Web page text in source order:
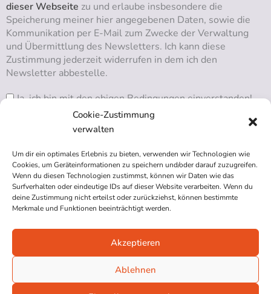
Cookie-Zustimmung
verwalten
Um dir ein optimales Erlebnis zu bieten, verwenden wir Technologien wie
Cookies, um Geräteinformationen zu speichern und/oder darauf zuzugreifen.
Wenn du diesen Technologien zustimmst, können wir Daten wie das
Surfverhalten oder eindeutige IDs auf dieser Website verarbeiten. Wenn du
deine Zustimmung nicht erteilst oder zurückziehst, können bestimmte
Merkmale und Funktionen beeinträchtigt werden.
Akzeptieren
Ablehnen
dieser Webseite zu und erlaube insbesondere die
Speicherung meiner hier angegebenen Daten, sowie die
Kommunikation per E-Mail zum Zwecke der Verwaltung
und Übermittlung des Newsletters. Ich kann diese
Zustimmung jederzeit widerrufen in dem ich den
Newsletter abbestelle.
Ja, ich bin mit den obigen Bedingungen einverstanden!
RSS ABONNIEREN
Cookie-Richtlinie (EU)